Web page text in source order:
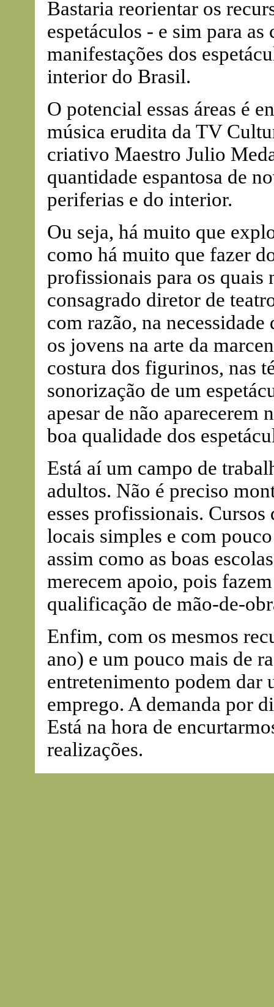
Bastaria reorientar os
espetáculos - e sim para as
manifestações dos
interior do Brasil.
O potencial essas áreas é
música erudita da TV
criativo Maestro Julio
quantidade espantosa de
periferias e do interior.
Ou seja, há muito que
como há muito que fazer
profissionais para os quais
consagrado diretor de
com razão, na
os jovens na arte da
costura dos figurinos, nas
sonorização de um
apesar de não aparecerem
boa qualidade dos
Está aí um campo de
adultos. Não é preciso
esses profissionais.
locais simples e com
assim como as boas
merecem apoio, pois
qualificação de mão-de-
Enfim, com os mesmos
ano) e um pouco mais de
entretenimento podem dar
emprego. A demanda por
Está na hora de
realizações.